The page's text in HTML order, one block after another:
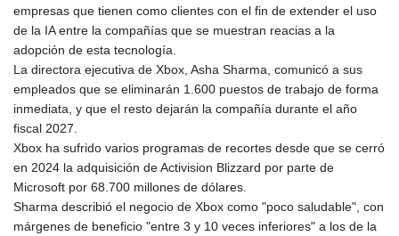
empresas que tienen como clientes con el fin de extender el uso
de la IA entre la compañías que se muestran reacias a la
adopción de esta tecnología.
La directora ejecutiva de Xbox, Asha Sharma, comunicó a sus
empleados que se eliminarán 1.600 puestos de trabajo de forma
inmediata, y que el resto dejarán la compañía durante el año
fiscal 2027.
Xbox ha sufrido varios programas de recortes desde que se cerró
en 2024 la adquisición de Activision Blizzard por parte de
Microsoft por 68.700 millones de dólares.
Sharma describió el negocio de Xbox como "poco saludable", con
márgenes de beneficio "entre 3 y 10 veces inferiores" a los de la